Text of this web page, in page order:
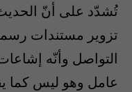
تُشدّد على أنّ
تزوير مستندات
التواصل وأنّه
عامل وهو ليس كما